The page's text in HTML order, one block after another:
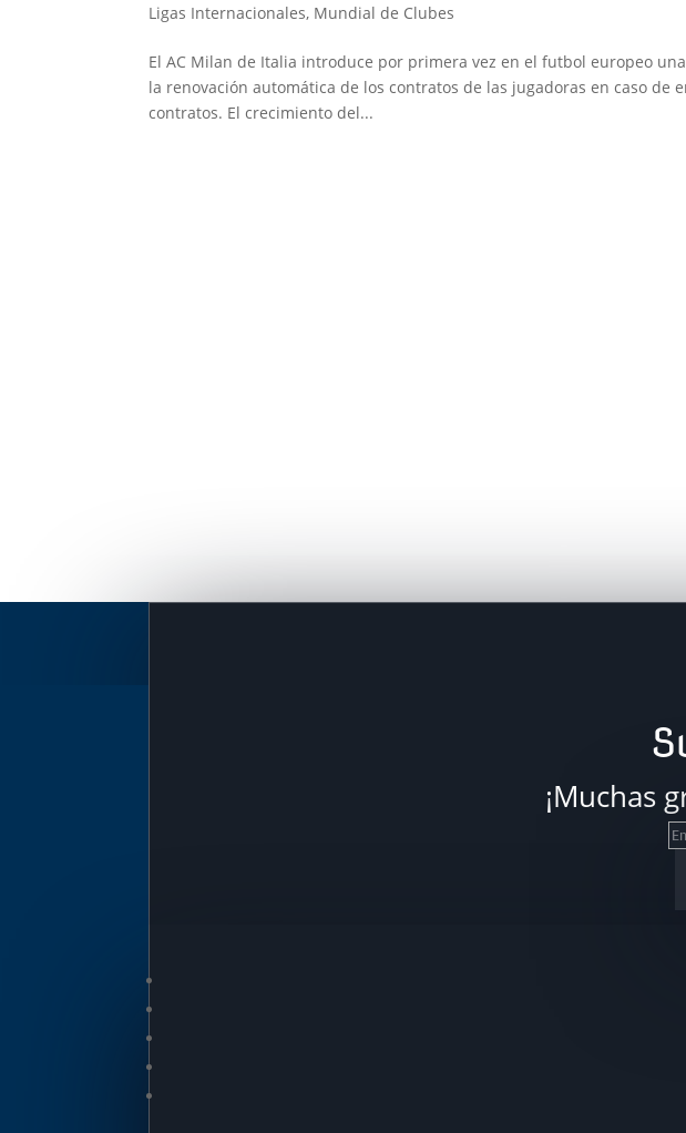
Ligas Internacionales, Mundial de Clubes
El AC Milan de Italia introduce por primera vez en el futbol europeo
la renovación automática de los contratos de las jugadoras en caso
contratos. El crecimiento del...
¡Muchas